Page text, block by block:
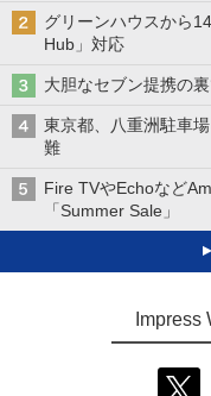
グリーンハウスから
Hub」対応
大胆なセブン提携の
東京都、八重洲駐車
難
Fire TVやEchoなど
「Summer Sale」
Impress